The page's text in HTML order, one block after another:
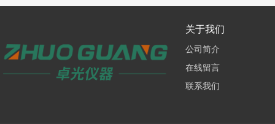
关于我们
公司简介
在线留言
联系我们